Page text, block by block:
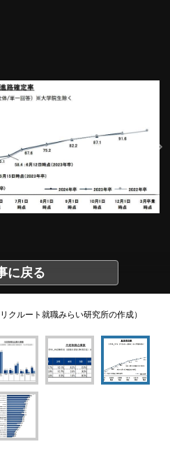
に戻る
クルート就職みらい研究所の作成）